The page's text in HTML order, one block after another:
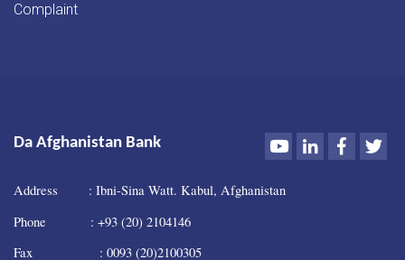
Complaint
Da Afghanistan Bank YoutubeLinkedIn
Address : Ibni-Sina Watt. Kabul, Afghanistan
Phone : +93 (20) 2104146
Fax : 0093 (20)2100305